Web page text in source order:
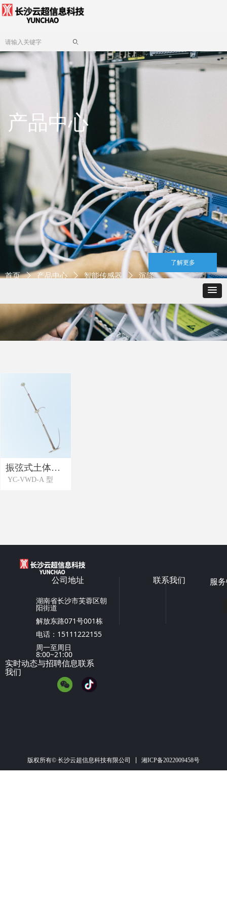
振弦式土体沉
降计
YC-VWD-A 型
产品中心
了解更多
首页 ꄲ 产品中心 ꄲ 智能传感器 ꄲ 沉降
联系我们 服
实时动态与招聘信息联系
我们
公司地址
湖南省长沙市芙蓉区朝
阳街道
解放东路071号001栋
电话：15111222155
周一至周日
8:00~21:00
ꄠ
版权所有© 长沙云超信息科技有限公司 湘ICP备2022009458号